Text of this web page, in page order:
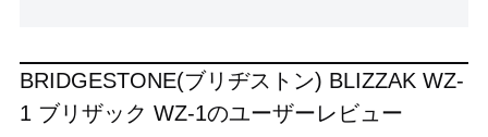
BRIDGESTONE(ブリヂストン) BLIZZAK WZ-
1 ブリザック WZ-1のユーザーレビュー